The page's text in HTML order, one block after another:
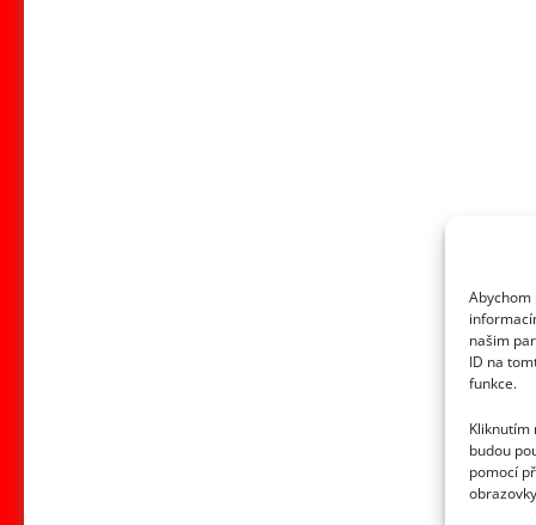
Abychom
našim
ID na
funkce.
Kliknutím
budou
pomocí